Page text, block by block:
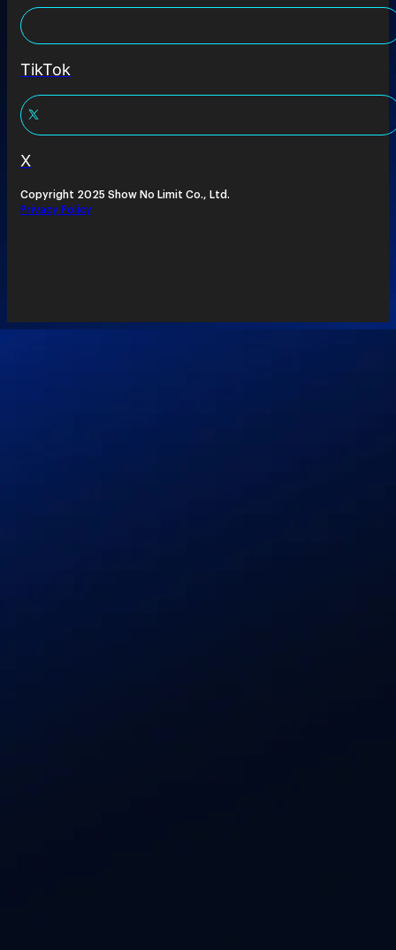
TikTok
X
Copyright 2025 Show No Limit Co., Ltd.
Privacy Policy